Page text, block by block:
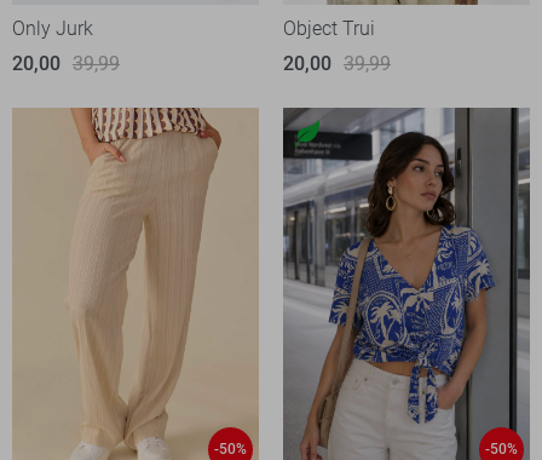
Only Jurk
20,00 39,99
Object Trui
20,00 39,99
-50% -50%